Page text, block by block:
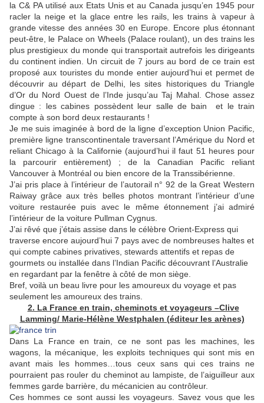
la C& PA utilisé aux Etats Unis et au Canada jusqu’en 1945 pour
racler la neige et la glace entre les rails, les trains à vapeur à
grande vitesse des années 30 en Europe. Encore plus étonnant
peut-être, le Palace on Wheels (Palace roulant), un des trains les
plus prestigieux du monde qui transportait autrefois les dirigeants
du continent indien. Un circuit de 7 jours au bord de ce train est
proposé aux touristes du monde entier aujourd’hui et permet de
découvrir au départ de Delhi, les sites historiques du Triangle
d’Or du Nord Ouest de l’Inde jusqu’au Taj Mahal. Chose assez
dingue : les cabines possèdent leur salle de bain et le train
compte à son bord deux restaurants !
Je me suis imaginée à bord de la ligne d’exception Union Pacific,
première ligne transcontinentale traversant l’Amérique du Nord et
reliant Chicago à la Californie (aujourd’hui il faut 51 heures pour
la parcourir entièrement) ; de la Canadian Pacific reliant
Vancouver à Montréal ou bien encore de la Transsibérienne.
J’ai pris place à l’intérieur de l’autorail n° 92 de la Great Western
Raiway grâce aux très belles photos montrant l’intérieur d’une
voiture restaurée puis avec le même étonnement j’ai admiré
l’intérieur de la voiture Pullman Cygnus.
J’ai rêvé que j’étais assise dans le célèbre Orient-Express qui
traverse encore aujourd’hui 7 pays avec de nombreuses haltes et
qui compte cabines privatives, stewards attentifs et repas de
gourmets ou installée dans l’Indian Pacific découvrant l’Australie
en regardant par la fenêtre à côté de mon siège.
Bref, voilà un beau livre pour les amoureux du voyage et pas
seulement les amoureux des trains.
2. La France en train, cheminots et voyageurs –Clive
Lamming/ Marie-Hélène Westphalen (éditeur les arènes)
Dans La France en train, ce ne sont pas les machines, les
wagons, la mécanique, les exploits techniques qui sont mis en
avant mais les hommes…tous ceux sans qui ces trains ne
pourraient pas rouler du cheminot au lampiste, de l’aiguilleur aux
femmes garde barrière, du mécanicien au contrôleur.
Ces hommes ce sont aussi les voyageurs. Savez vous que les